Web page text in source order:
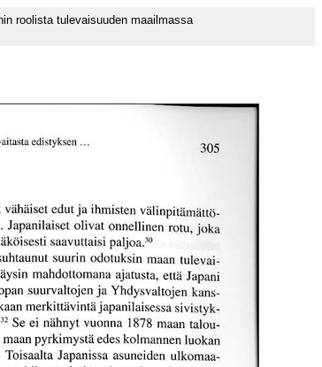
roolista tulevaisuuden maailmassa